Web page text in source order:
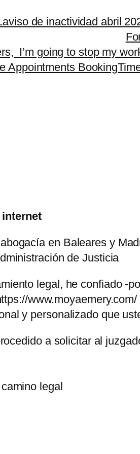
aviso de inactividad abril
I’m going to stop my
Appointments Booking
en Baleares y
de Justicia
legal, he confiado -
www.moyaemery.com/
y personalizado que
a solicitar al
legal